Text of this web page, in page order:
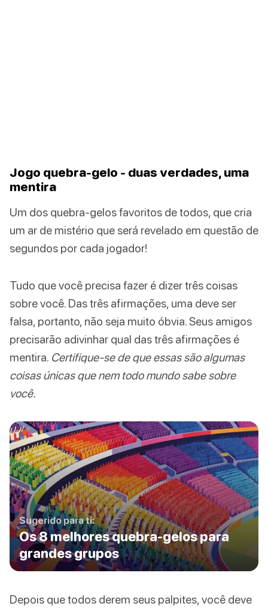
Jogo quebra-gelo - duas verdades, uma
mentira
Um dos quebra-gelos favoritos de todos, que cria
um ar de mistério que será revelado em questão de
segundos por cada jogador!
Tudo que você precisa fazer é dizer três coisas
sobre você. Das três afirmações, uma deve ser
falsa, portanto, não seja muito óbvia. Seus amigos
precisarão adivinhar qual das três afirmações é
mentira. Certifique-se de que essas são algumas
coisas únicas que nem todo mundo sabe sobre
você.
Sugerido para ti:
Os 8 melhores quebra-gelos para
grandes grupos
Depois que todos derem seus palpites, você deve